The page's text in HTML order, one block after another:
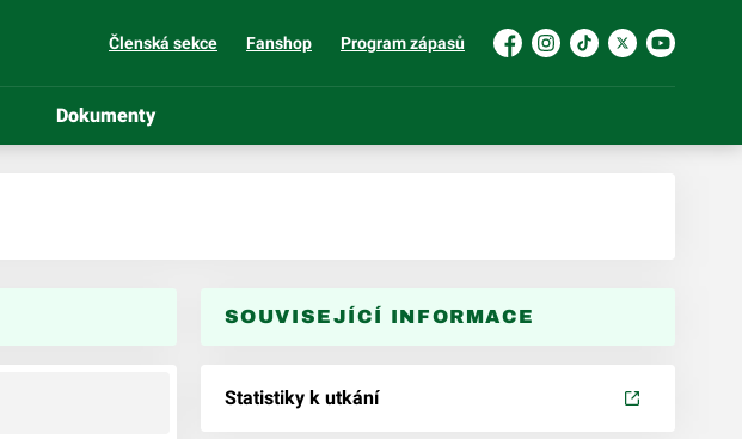
Členská sekce Fanshop Program zápasů
FacebookInstagram
TikTokPlatform X
YouTube
Dokumenty
SOUVISEJÍCÍ INFORMACE
Statistiky k utkání